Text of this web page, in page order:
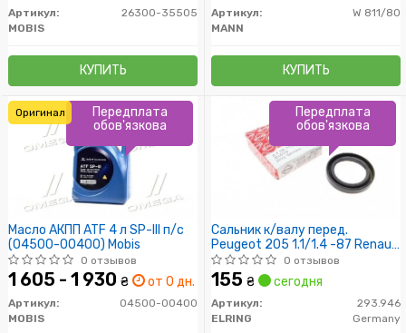
Артикул:
26300-35505
MOBIS
КУПИТЬ
Артикул:
W 811/80
MANN
КУПИТЬ
Масло АКПП ATF 4 л SP-III п/с
(04500-00400) Mobis
0 отзывов
1 605 - 1 930 ₴ от 0 дн.
Артикул:
04500-00400
MOBIS
Передплата
обов'язкова
Оригинал
Сальник к/валу перед.
Peugeot 205 1.1/1.4 -87 Renault
Clio 1.2, 4Cyl., Mot.C3G-720/
92-/95-
0 отзывов
155 ₴ сегодня
Артикул:
293.946
ELRING
Germany
Передплата
обов'язкова